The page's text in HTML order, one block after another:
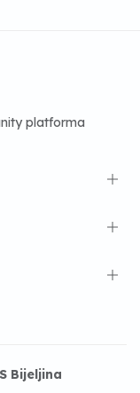
platforma
Bijeljina